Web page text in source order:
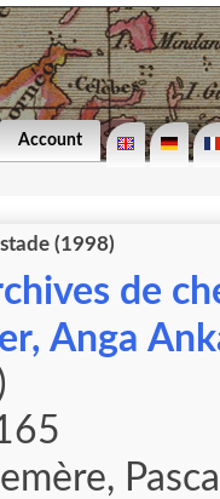
Account
(1998)
de
Anga